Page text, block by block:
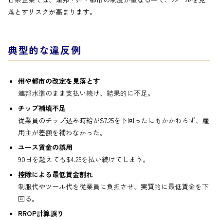
落とすリスクが高まります。
典型的な違反例
州や都市の改定を見落とす
連邦水準のまま支払い続け、結果的に不足。
チップ補填不足
従業員のチップ込み時給が$7.25を下回ったにもかかわらず、雇
用主が差額を補わなかった。
ユース賃金の誤用
90日を超えても$4.25を払い続けてしまう。
控除による最低賃金割れ
制服代やツール代を従業員に負担させ、実質的に最低賃金を下
回る。
RROP計算誤り